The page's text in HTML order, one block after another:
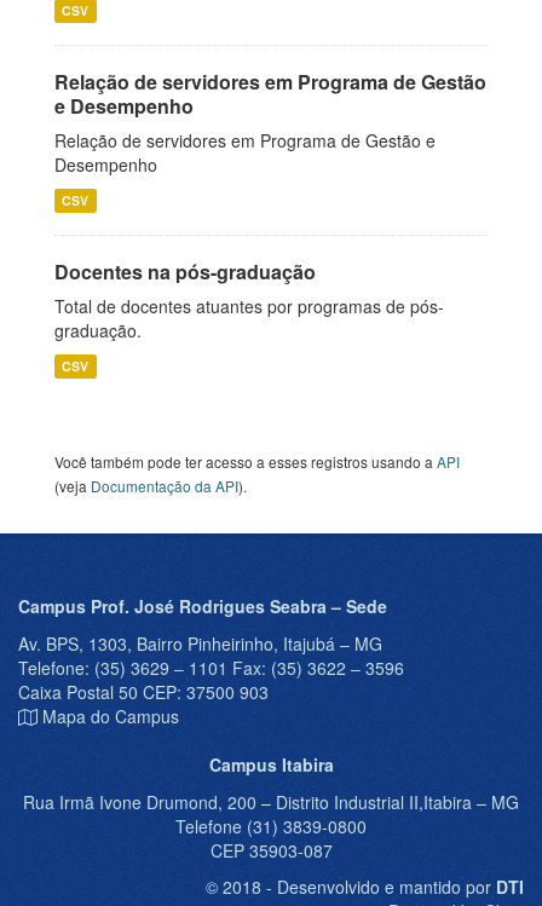
CSV
Relação de servidores em Programa de Gestão
e Desempenho
Relação de servidores em Programa de Gestão e
Desempenho
CSV
Docentes na pós-graduação
Total de docentes atuantes por programas de pós-
graduação.
CSV
Você também pode ter acesso a esses registros usando a API
(veja Documentação da API).
Campus Prof. José Rodrigues Seabra – Sede
Av. BPS, 1303, Bairro Pinheirinho, Itajubá – MG
Telefone: (35) 3629 – 1101 Fax: (35) 3622 – 3596
Caixa Postal 50 CEP: 37500 903
Mapa do Campus
Campus Itabira
Rua Irmã Ivone Drumond, 200 – Distrito Industrial II,Itabira – MG
Telefone (31) 3839-0800
CEP 35903-087
© 2018 - Desenvolvido e mantido por DTI